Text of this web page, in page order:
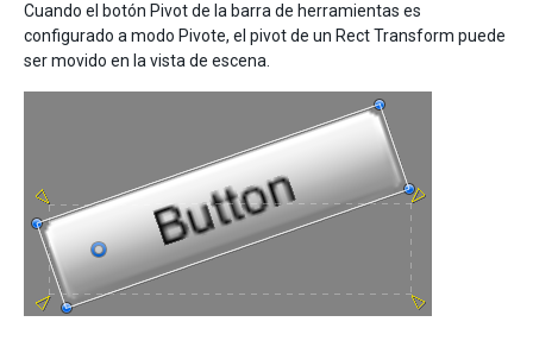
Cuando el botón Pivot de la barra de herramientas es
configurado a modo Pivote, el pivot de un Rect Transform puede
ser movido en la vista de escena.